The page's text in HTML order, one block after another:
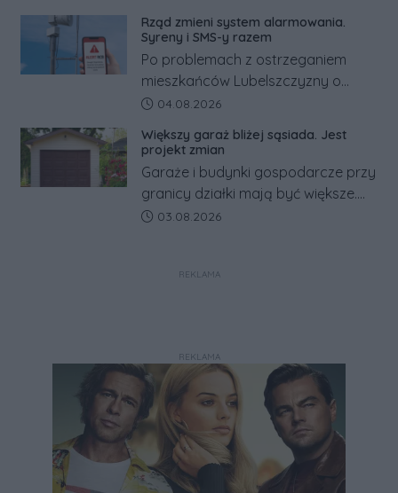
Co się dzieje?
Rząd zmieni system alarmowania.
Syreny i SMS-y razem
Po problemach z ostrzeganiem
mieszkańców Lubelszczyzny o
rosyjskim zagrożeniu rząd
alarmowych, alertów RCB i aplikacji
w jeden system.
Data dodania artykułu:
04.08.2026
Większy garaż bliżej sąsiada. Jest
projekt zmian
Garaże i budynki gospodarcze przy
granicy działki mają być większe.
Projekt zaostrza też zasady
Data dodania artykułu:
03.08.2026
REKLAMA
REKLAMA